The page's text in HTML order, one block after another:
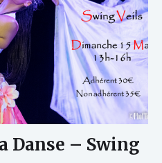
Danse – Swing